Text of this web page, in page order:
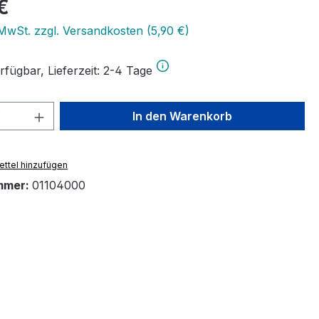
zzgl. Versandkosten (5,90 €)
Lieferzeit: 2-4 Tage
Anzahl: Gib den gewünschten Wert
In den Warenkorb
hinzufügen
01104000